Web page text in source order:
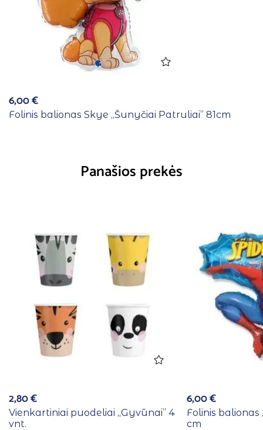
6,00€
Folinis balionas Skye ,,Šunyčiai Patruliai” 81cm
Panašios prekės
2,80€
Vienkartiniai puodeliai ,,Gyvūnai” 4
vnt.
6,00€
Folinis balionas
cm